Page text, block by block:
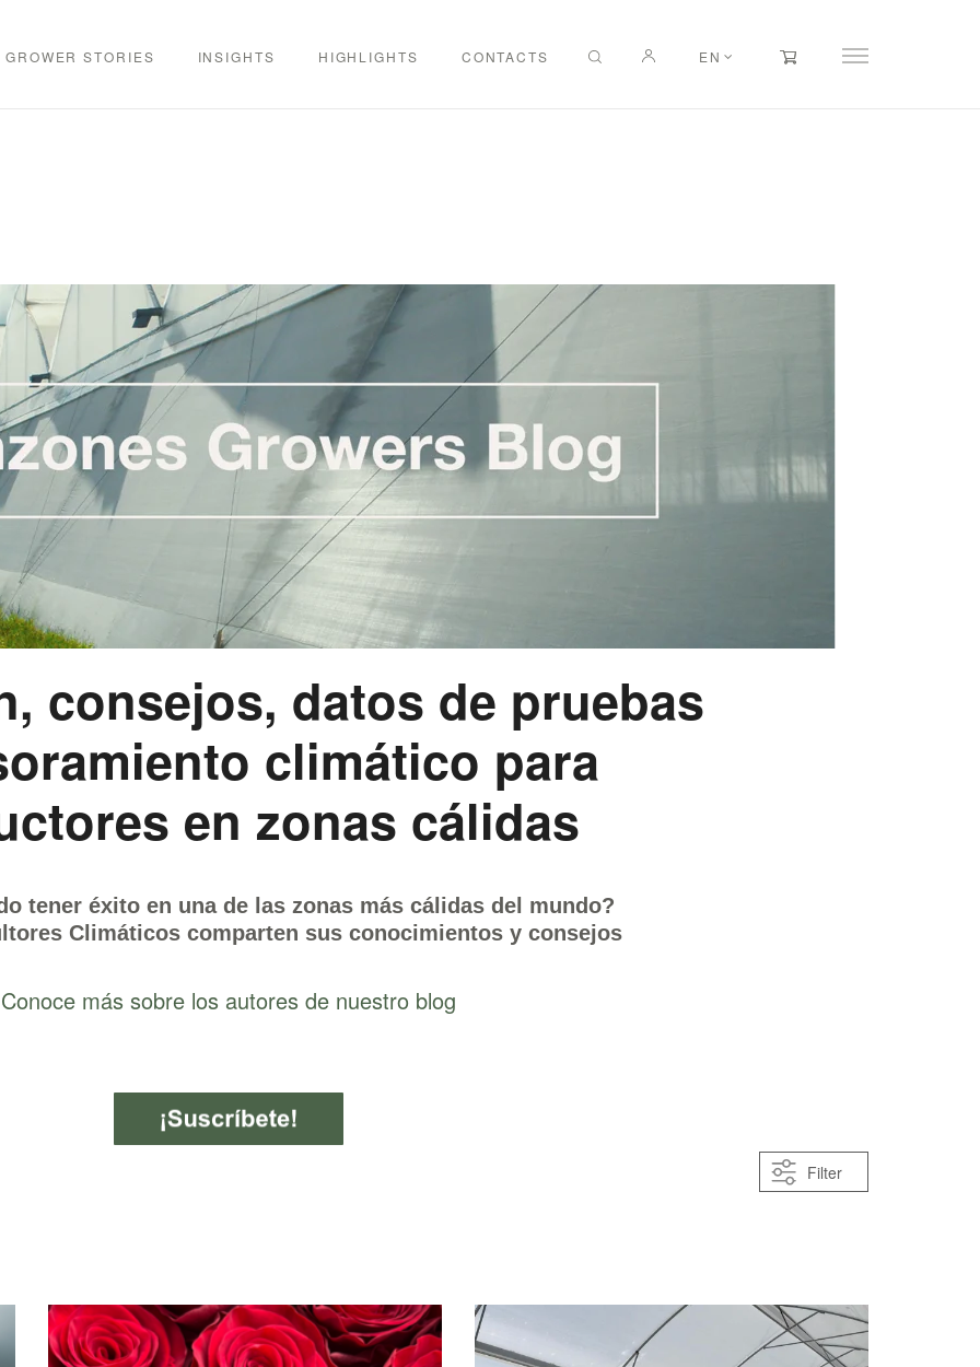
GROWER STORIES INSIGHTS HIGHLIGHTS CONTACTS EN
consejos, datos de pruebas
climático para
en zonas cálidas
tener éxito en una de las zonas más cálidas del mundo?
Climáticos comparten sus conocimientos y consejos
Conoce más sobre los autores de nuestro blog
texto predictivo.
Filter